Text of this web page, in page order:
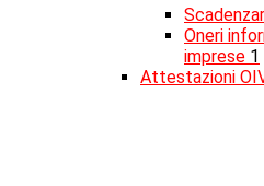
Oneri
imprese 1
Attestazioni